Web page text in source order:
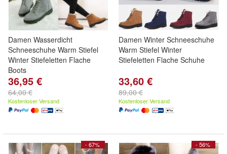
Damen Wasserdicht
Schneeschuhe Warm Stiefel
Winter Stiefeletten Flache
Boots
36,95 €
64,00 €
Kostenloser Versand
Damen Winter Schneeschuhe
Warm Stiefel Winter
Stiefeletten Flache Schuhe
33,60 €
89,00 €
Kostenloser Versand
- 67% - 56%